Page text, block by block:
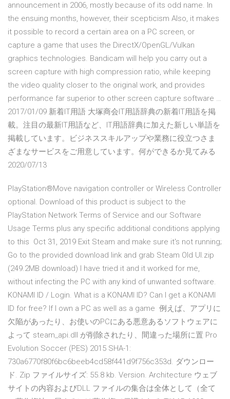
announcement in 2006, mostly because of its odd name. In
the ensuing months, however, their scepticism Also, it makes
it possible to record a certain area on a PC screen, or
capture a game that uses the DirectX/OpenGL/Vulkan
graphics technologies. Bandicam will help you carry out a
screen capture with high compression ratio, while keeping
the video quality closer to the original work, and provides
performance far superior to other screen capture software …
2017/01/09 新着IT用語 大塚商会IT用語辞典の新着IT用語を掲
載。注目の最新IT用語など、IT用語辞典に加えた新しい単語を
掲載しています。ビジネススキルアップや業務に役立つさま
ざまなサービスをご用意しています。何ができるか見てみる
2020/07/13
PlayStation®Move navigation controller or Wireless Controller
optional. Download of this product is subject to the
PlayStation Network Terms of Service and our Software
Usage Terms plus any specific additional conditions applying
to this Oct 31, 2019 Exit Steam and make sure it's not running;
Go to the provided download link and grab Steam Old UI.zip
(249.2MB download) I have tried it and it worked for me,
without infecting the PC with any kind of unwanted software.
KONAMI ID / Login. What is a KONAMI ID? Can I get a KONAMI
ID for free? If I own a PC as well as a game 例えば、アプリに
欠陥があったり、お使いのPCにある悪意あるソフトウェアに
よって steam_api.dll が削除されたり、間違った場所に置 Pro
Evolution Soccer (PES) 2015 SHA-1:
730a6770f80f6bc6beeb4cd58f441d9f756c353d. ダウンロー
ド. Zip ファイルサイズ: 55.8 kb. Version. Architecture ウェブ
サイトの内容およびDLL ファイルの集合は全体として（全て